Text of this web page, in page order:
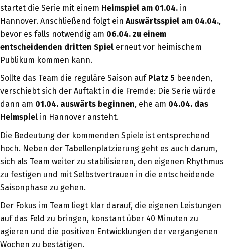
startet die Serie mit einem Heimspiel am 01.04. in
Hannover. Anschließend folgt ein Auswärtsspiel am 04.04.,
bevor es falls notwendig am 06.04. zu einem
entscheidenden dritten Spiel erneut vor heimischem
Publikum kommen kann.
Sollte das Team die reguläre Saison auf Platz 5 beenden,
verschiebt sich der Auftakt in die Fremde: Die Serie würde
dann am 01.04. auswärts beginnen, ehe am 04.04. das
Heimspiel in Hannover ansteht.
Die Bedeutung der kommenden Spiele ist entsprechend
hoch. Neben der Tabellenplatzierung geht es auch darum,
sich als Team weiter zu stabilisieren, den eigenen Rhythmus
zu festigen und mit Selbstvertrauen in die entscheidende
Saisonphase zu gehen.
Der Fokus im Team liegt klar darauf, die eigenen Leistungen
auf das Feld zu bringen, konstant über 40 Minuten zu
agieren und die positiven Entwicklungen der vergangenen
Wochen zu bestätigen.